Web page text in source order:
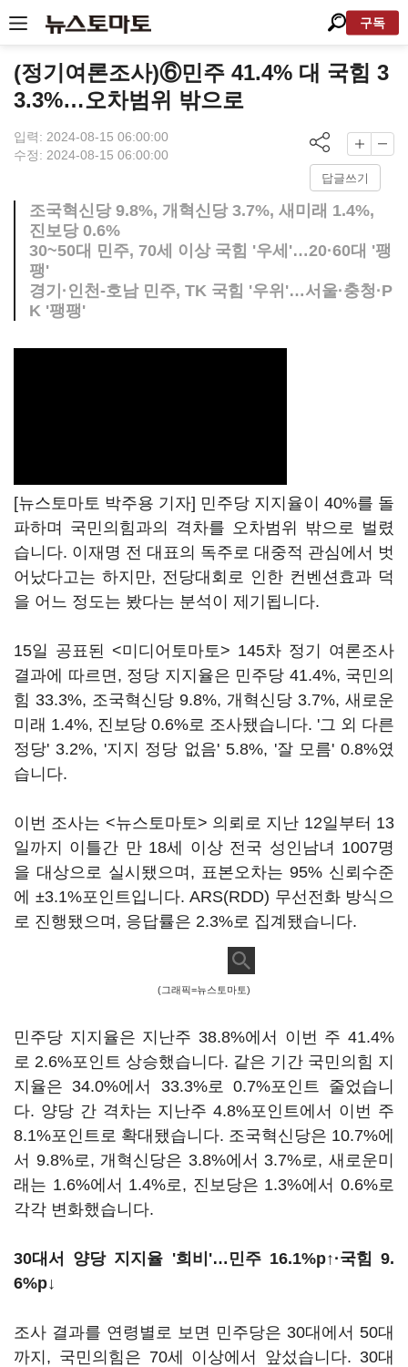
구독
(정기여론조사)⑥민주 41.4% 대 국힘 3
3.3%…오차범위 밖으로
입력: 2024-08-15 06:00:00
수정: 2024-08-15 06:00:00
답글쓰기
조국혁신당 9.8%, 개혁신당 3.7%, 새미래 1.4%,
진보당 0.6%
30~50대 민주, 70세 이상 국힘 '우세'…20·60대 '팽
팽'
경기·인천-호남 민주, TK 국힘 '우위'…서울·충청·P
K '팽팽'
[뉴스토마토 박주용 기자] 민주당 지지율이 40%를 돌
파하며 국민의힘과의 격차를 오차범위 밖으로 벌렸
습니다. 이재명 전 대표의 독주로 대중적 관심에서 벗
어났다고는 하지만, 전당대회로 인한 컨벤션효과 덕
을 어느 정도는 봤다는 분석이 제기됩니다.
15일 공표된 <미디어토마토> 145차 정기 여론조사
결과에 따르면, 정당 지지율은 민주당 41.4%, 국민의
힘 33.3%, 조국혁신당 9.8%, 개혁신당 3.7%, 새로운
미래 1.4%, 진보당 0.6%로 조사됐습니다. '그 외 다른
정당' 3.2%, '지지 정당 없음' 5.8%, '잘 모름' 0.8%였
습니다.
이번 조사는 <뉴스토마토> 의뢰로 지난 12일부터 13
일까지 이틀간 만 18세 이상 전국 성인남녀 1007명
을 대상으로 실시됐으며, 표본오차는 95% 신뢰수준
에 ±3.1%포인트입니다. ARS(RDD) 무선전화 방식으
로 진행됐으며, 응답률은 2.3%로 집계됐습니다.
(그래픽=뉴스토마토)
민주당 지지율은 지난주 38.8%에서 이번 주 41.4%
로 2.6%포인트 상승했습니다. 같은 기간 국민의힘 지
지율은 34.0%에서 33.3%로 0.7%포인트 줄었습니
다. 양당 간 격차는 지난주 4.8%포인트에서 이번 주
8.1%포인트로 확대됐습니다. 조국혁신당은 10.7%에
서 9.8%로, 개혁신당은 3.8%에서 3.7%로, 새로운미
래는 1.6%에서 1.4%로, 진보당은 1.3%에서 0.6%로
각각 변화했습니다.
30대서 양당 지지율 '희비'…민주 16.1%p↑·국힘 9.
6%p↓
조사 결과를 연령별로 보면 민주당은 30대에서 50대
까지, 국민의힘은 70세 이상에서 앞섰습니다. 30대